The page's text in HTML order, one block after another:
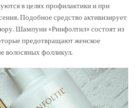
в целях профилактики и при
Подобное средство активизирует
Шампуни «Ринфолтил» состоят из
предотвращают женское
волосяных фолликул.